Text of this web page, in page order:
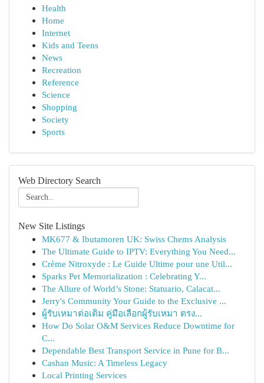
Health
Home
Internet
Kids and Teens
News
Recreation
Reference
Science
Shopping
Society
Sports
Web Directory Search
New Site Listings
MK677 & Ibutamoren UK: Swiss Chems Analysis
The Ultimate Guide to IPTV: Everything You Need...
Crème Nitroxyde : Le Guide Ultime pour une Util...
Sparks Pet Memorialization : Celebrating Y...
The Allure of World’s Stone: Statuario, Calacat...
Jerry's Community Your Guide to the Exclusive ...
ผู้รับเหมาต่อเติม คู่มือเลือกผู้รับเหมา ตรง...
How Do Solar O&M Services Reduce Downtime for
C...
Dependable Best Transport Service in Pune for B...
Cashan Music: A Timeless Legacy
Local Printing Services